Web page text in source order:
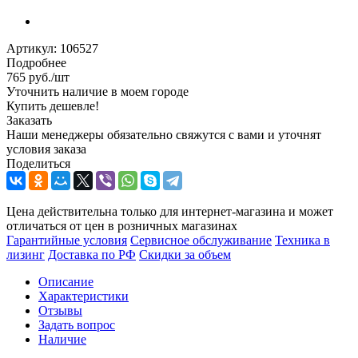
Артикул: 106527
Подробнее
765 руб./шт
Уточнить наличие в моем городе
Купить дешевле!
Заказать
Наши менеджеры обязательно свяжутся с вами и уточнят
условия заказа
Поделиться
Цена действительна только для интернет-магазина и может
отличаться от цен в розничных магазинах
Гарантийные условия Сервисное обслуживание Техника в
лизинг Доставка по РФ Скидки за объем
Описание
Характеристики
Отзывы
Задать вопрос
Наличие